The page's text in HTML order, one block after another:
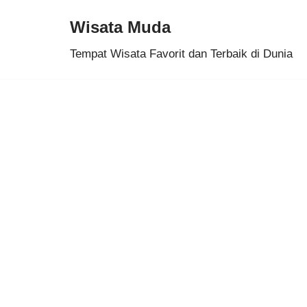
Wisata Muda
Tempat Wisata Favorit dan Terbaik di Dunia